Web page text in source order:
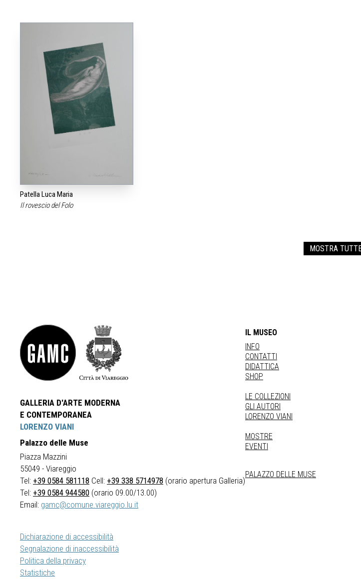
Patella Luca Maria
Il rovescio del Folo
MOSTRA
GALLERIA D'ARTE MODERNA
E CONTEMPORANEA
LORENZO VIANI
Palazzo delle Muse
Piazza Mazzini
55049 - Viareggio
Tel: +39 0584 581118 Cell: +39 338 5714978 (orario apertura Galleria)
Tel: +39 0584 944580 (orario 09.00/13.00)
Email: gamc@comune.viareggio.lu.it
Dichiarazione di accessibilità
Segnalazione di inaccessibilità
Politica della privacy
Statistiche
IL MUSEO
INFO
CONTATTI
DIDATTICA
SHOP
LE COLLEZIONI
GLI AUTORI
LORENZO VIANI
MOSTRE
EVENTI
PALAZZO DELLE MUSE